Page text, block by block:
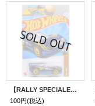
【RALLY SPECIALE】NAVY/DD
100円(税込)